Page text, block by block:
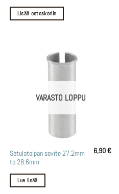
Lisää ostoskoriin
VARASTO LOPPU
Satulatolpan sovite 27.2mm
to 28.6mm
6,90€
Lue lisää